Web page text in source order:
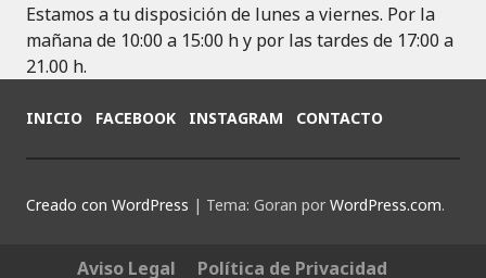
Estamos a tu disposición de lunes a viernes. Por la
mañana de 10:00 a 15:00 h y por las tardes de 17:00 a
21.00 h.
INICIO FACEBOOK INSTAGRAM CONTACTO
Creado con WordPress | Tema: Goran por WordPress.com.
Aviso Legal Política de Privacidad